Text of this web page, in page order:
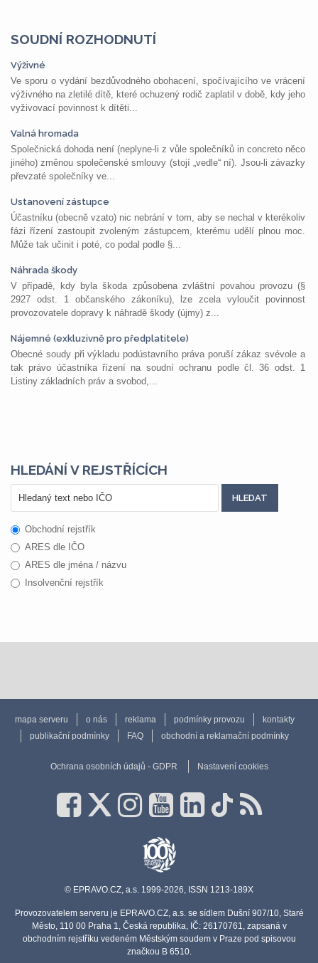
SOUDNÍ ROZHODNUTÍ
Výživné
Ve sporu o vydání bezdůvodného obohacení, spočívajícího ve vrácení
výživného na zletilé dítě, které ochuzený rodič zaplatil v době, kdy jeho
vyživovací povinnost k dítěti...
Valná hromada
Společnická dohoda není (neplyne-li z vůle společníků in concreto něco
jiného) změnou společenské smlouvy (stojí „vedle“ ní). Jsou-li závazky
převzaté společníky ve...
Ustanovení zástupce
Účastníku (obecně vzato) nic nebrání v tom, aby se nechal v kterékoliv
fázi řízení zastoupit zvoleným zástupcem, kterému udělí plnou moc.
Může tak učinit i poté, co podal podle §...
Náhrada škody
V případě, kdy byla škoda způsobena zvláštní povahou provozu (§
2927 odst. 1 občanského zákoníku), lze zcela vyloučit povinnost
provozovatele dopravy k náhradě škody (újmy) z...
Nájemné (exkluzivně pro předplatitele)
Obecné soudy při výkladu podústavního práva poruší zákaz svévole a
tak právo účastníka řízení na soudní ochranu podle čl. 36 odst. 1
Listiny základních práv a svobod,...
HLEDÁNÍ V REJSTŘÍCÍCH
Obchodní rejstřík
ARES dle IČO
ARES dle jména / názvu
Insolvenční rejstřík
mapa serveru o nás reklama podmínky provozu
kontakty
publikační podmínky
FAQ obchodní a reklamační podmínky
Ochrana osobních údajů - GDPR Nastavení cookies
© EPRAVO.CZ, a.s. 1999-2026, ISSN 1213-189X
Provozovatelem serveru je EPRAVO.CZ, a.s. se sídlem Dušní 907/10, Staré
Město, 110 00 Praha 1, Česká republika, IČ: 26170761, zapsaná v
obchodním rejstříku vedeném Městským soudem v Praze pod spisovou
značkou B 6510.